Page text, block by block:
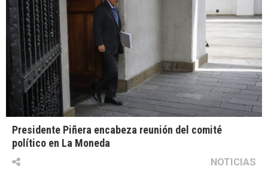
Presidente Piñera encabeza reunión del comité
político en La Moneda
NOTICIAS